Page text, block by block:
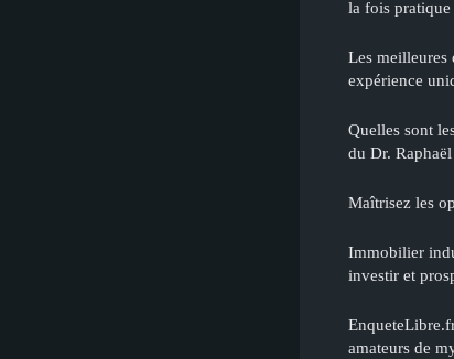
la fois pratique
Les meilleures
expérience
Quelles sont
du Dr.
Maîtrisez les
Immobilier
investir et
amateurs de